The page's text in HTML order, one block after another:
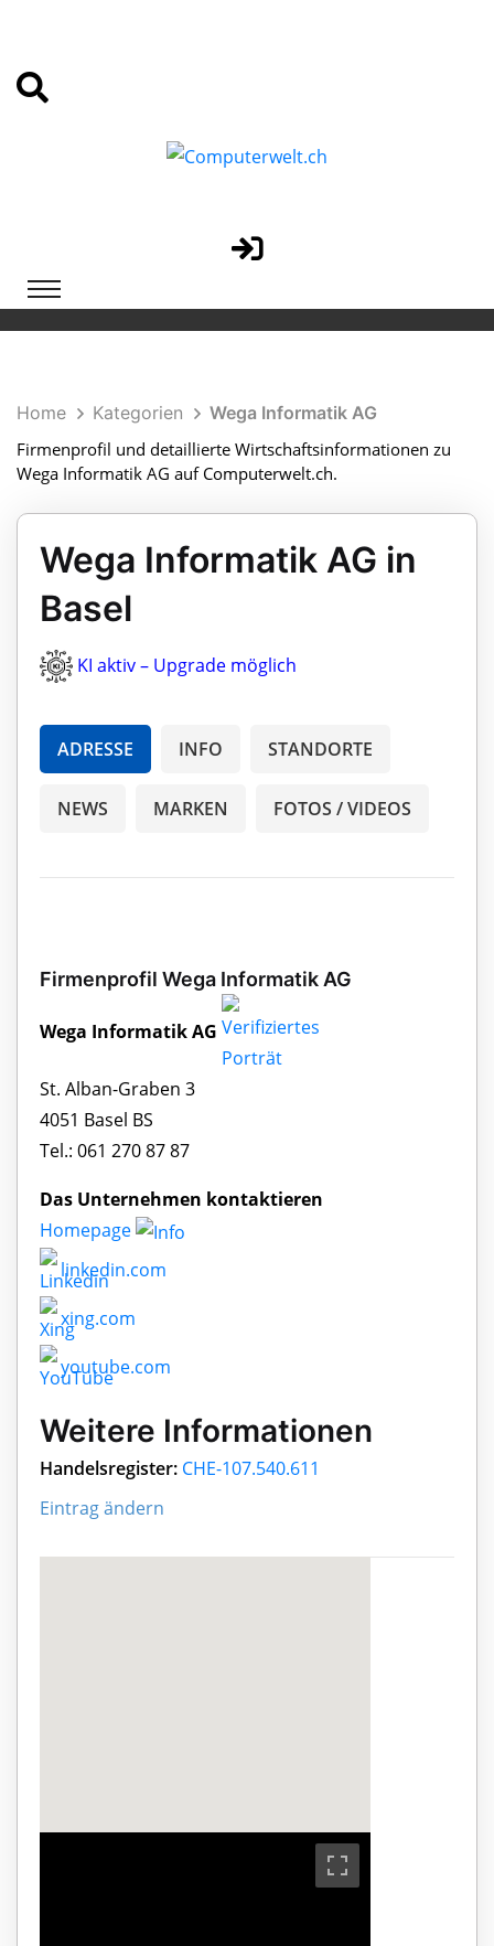
Home Kategorien
Wega Informatik AG
Firmenprofil und detaillierte Wirtschaftsinformationen zu
Wega Informatik AG auf Computerwelt.ch.
Wega Informatik AG in
Basel
KI aktiv – Upgrade möglich
ADRESSE INFO STANDORTE
NEWS MARKEN FOTOS / VIDEOS
Firmenprofil Wega Informatik AG
Wega Informatik AG
St. Alban-Graben 3
4051 Basel BS
Tel.: 061 270 87 87
Das Unternehmen kontaktieren
Homepage
linkedin.com
xing.com
youtube.com
Weitere Informationen
Handelsregister: CHE-107.540.611
Eintrag ändern